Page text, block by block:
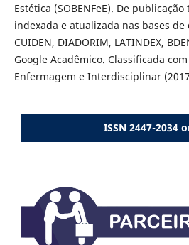
Estética (SOBENFeE). De
indexada e atualizada nas bases de
CUIDEN, DIADORIM, LATINDEX,
Google Acadêmico. Classificada
Enfermagem e Interdisciplinar
ISSN 2447-2034